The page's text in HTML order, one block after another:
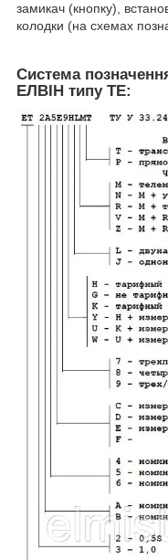
замикач (кнопку),
колодки (на схемах
Система
ЕЛВІН типу ТЕ: